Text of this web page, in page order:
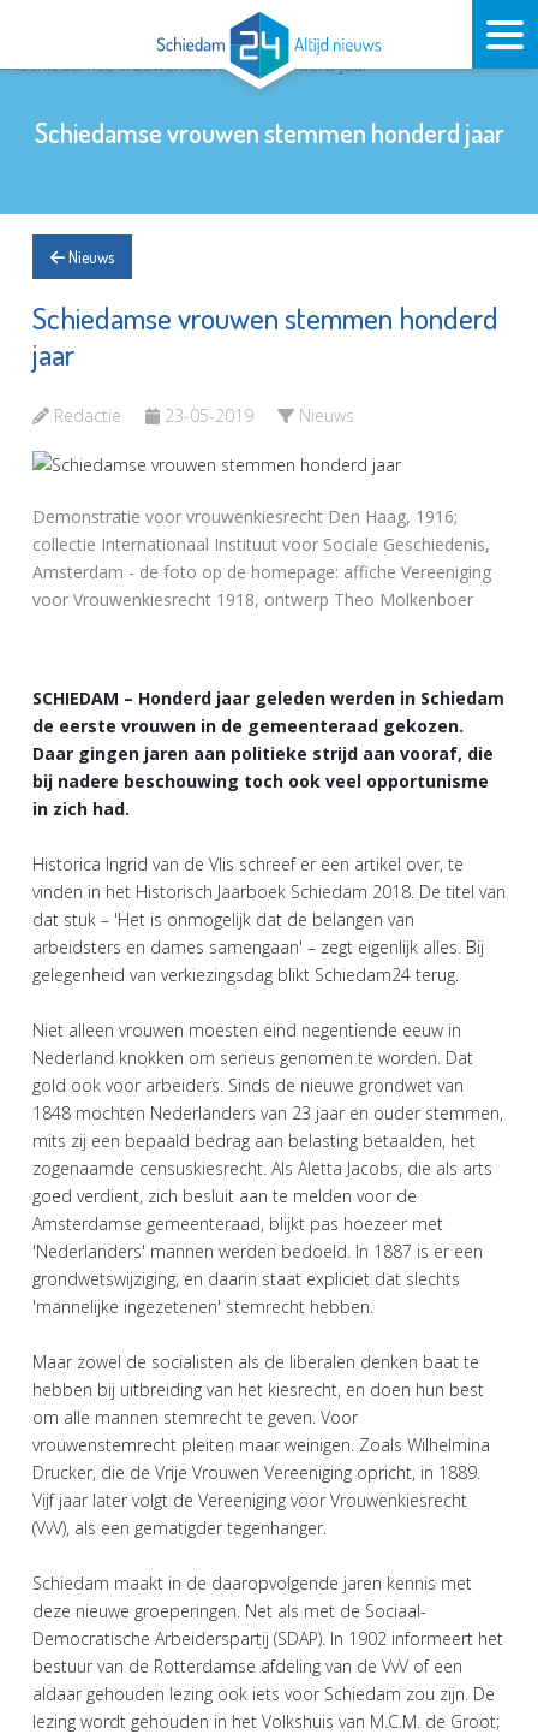
Schiedamse vrouwen stemmen honderd jaar
Nieuws
Schiedamse vrouwen stemmen honderd
jaar
Redactie 23-05-2019 Nieuws
Demonstratie voor vrouwenkiesrecht Den Haag, 1916;
collectie Internationaal Instituut voor Sociale Geschiedenis,
Amsterdam - de foto op de homepage: affiche Vereeniging
voor Vrouwenkiesrecht 1918, ontwerp Theo Molkenboer
SCHIEDAM – Honderd jaar geleden werden in Schiedam
de eerste vrouwen in de gemeenteraad gekozen.
Daar gingen jaren aan politieke strijd aan vooraf, die
bij nadere beschouwing toch ook veel opportunisme
in zich had.
Historica Ingrid van de Vlis schreef er een artikel over, te
vinden in het Historisch Jaarboek Schiedam 2018. De titel van
dat stuk – 'Het is onmogelijk dat de belangen van
arbeidsters en dames samengaan' – zegt eigenlijk alles. Bij
gelegenheid van verkiezingsdag blikt Schiedam24 terug.
Niet alleen vrouwen moesten eind negentiende eeuw in
Nederland knokken om serieus genomen te worden. Dat
gold ook voor arbeiders. Sinds de nieuwe grondwet van
1848 mochten Nederlanders van 23 jaar en ouder stemmen,
mits zij een bepaald bedrag aan belasting betaalden, het
zogenaamde censuskiesrecht. Als Aletta Jacobs, die als arts
goed verdient, zich besluit aan te melden voor de
Amsterdamse gemeenteraad, blijkt pas hoezeer met
'Nederlanders' mannen werden bedoeld. In 1887 is er een
grondwetswijziging, en daarin staat expliciet dat slechts
'mannelijke ingezetenen' stemrecht hebben.
Maar zowel de socialisten als de liberalen denken baat te
hebben bij uitbreiding van het kiesrecht, en doen hun best
om alle mannen stemrecht te geven. Voor
vrouwenstemrecht pleiten maar weinigen. Zoals Wilhelmina
Drucker, die de Vrije Vrouwen Vereeniging opricht, in 1889.
Vijf jaar later volgt de Vereeniging voor Vrouwenkiesrecht
(VvV), als een gematigder tegenhanger.
Schiedam maakt in de daaropvolgende jaren kennis met
deze nieuwe groeperingen. Net als met de Sociaal-
Democratische Arbeiderspartij (SDAP). In 1902 informeert het
bestuur van de Rotterdamse afdeling van de VvV of een
aldaar gehouden lezing ook iets voor Schiedam zou zijn. De
lezing wordt gehouden in het Volkshuis van M.C.M. de Groot;